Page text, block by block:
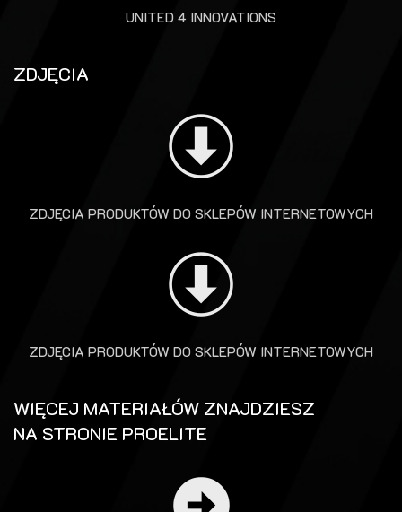
UNITED 4 INNOVATIONS
ZDJĘCIA
ZDJĘCIA PRODUKTÓW DO SKLEPÓW INTERNETOWYCH
ZDJĘCIA PRODUKTÓW DO SKLEPÓW INTERNETOWYCH
WIĘCEJ MATERIAŁÓW ZNAJDZIESZ
NA STRONIE PROELITE